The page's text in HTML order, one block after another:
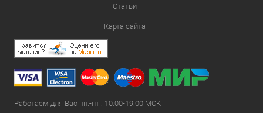
Статьи
Карта сайта
Работаем для Вас пн.-пт.: 10:00-19:00 МСК